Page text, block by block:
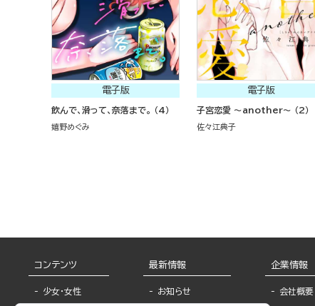
電子版
飲んで、滑って、奈落まで。 （4）
嬉野めぐみ
電子版
子宮恋愛 ～another～ （2）
佐々江典子
コンテンツ
少女・女性
最新情報
お知らせ
企業情報
会社概要